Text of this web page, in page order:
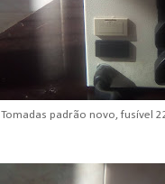
Tomadas padrão novo, fusível